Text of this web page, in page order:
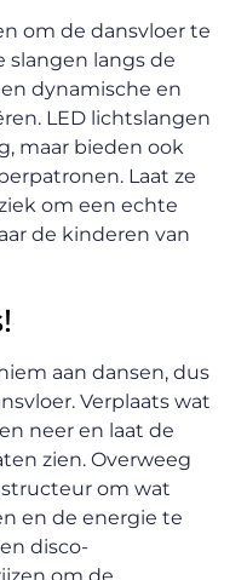
om de dansvloer te
slangen langs de
dynamische en
LED lichtslangen
maar bieden ook
Laat ze
om een echte
de kinderen van
aan dansen, dus
Verplaats wat
neer en laat de
zien. Overweeg
om wat
en de energie te
disco-